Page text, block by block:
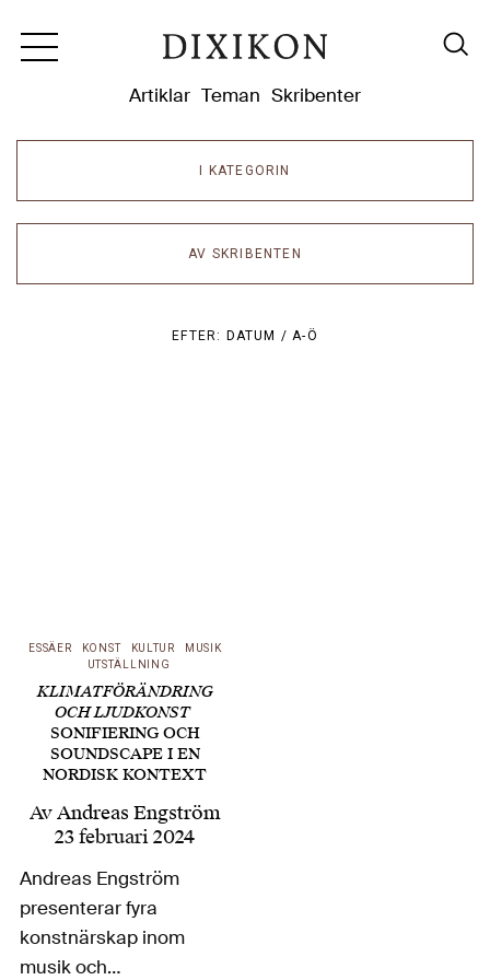
Artiklar Teman Skribenter
I KATEGORIN
AV SKRIBENTEN
EFTER: DATUM /A-Ö
ESSÄER KONST KULTUR
MUSIK
UTSTÄLLNING
KLIMATFÖRÄNDRING
OCH LJUDKONST
SONIFIERING OCH
SOUNDSCAPE I EN
NORDISK KONTEXT
AvAndreas Engström
23 februari 2024
Andreas Engström
presenterar fyra
konstnärskap inom
musik och